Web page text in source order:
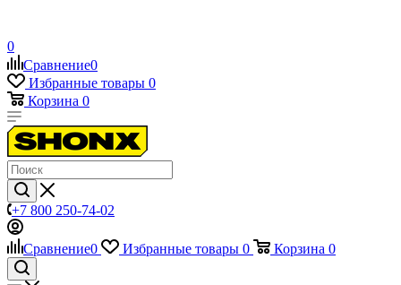
0
Сравнение0
Избранные товары 0
Корзина 0
+7 800 250-74-02
Сравнение0 Избранные товары 0 Корзина 0